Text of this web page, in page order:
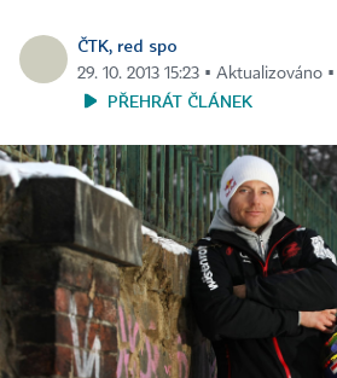
ČTK, red spo
29. 10. 2013 15:23 ▪ Aktualizováno
PŘEHRÁT ČLÁNEK